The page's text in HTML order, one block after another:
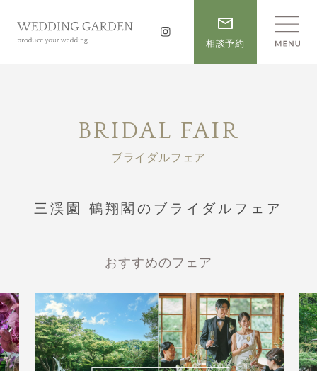
相談予約
BRIDAL FAIR
ブライダルフェア
三渓園 鶴翔閣のブライダルフェア
おすすめのフェア